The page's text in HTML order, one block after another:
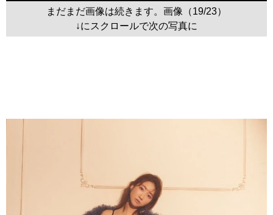
まだまだ画像は続きます。画像（19/23）
↓にスクロールで次の写真に